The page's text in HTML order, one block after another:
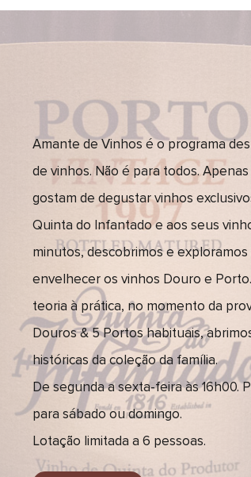
Amante de Vinhos é o programa
de vinhos. Não é para todos.
gostam de degustar vinhos
Quinta do Infantado e aos seus
minutos, descobrimos e
envelhecer os vinhos Douro e
teoria à prática, no momento da
Douros & 5 Portos habituais,
históricas da coleção da família.
De segunda a sexta-feira às 16h00.
para sábado ou domingo.
Lotação limitada a 6 pessoas.